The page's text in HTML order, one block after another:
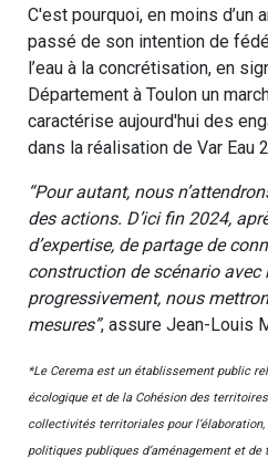
C'est pourquoi, en moins d’un
passé de son intention de
l’eau à la concrétisation, en
Département à Toulon un
caractérise aujourd'hui des
dans la réalisation de Var Eau
“Pour autant, nous
des actions. D’ici fin 2024,
d’expertise, de partage de
construction de scénario avec
progressivement, nous
mesures”, assure Jean-Louis
*Le Cerema est un établissement public
écologique et de la Cohésion des
collectivités territoriales pour
politiques publiques d’aménagement et de